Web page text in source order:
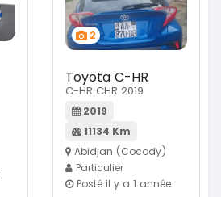
2
Toyota C-HR
C-HR CHR 2019
2019
11134 Km
Abidjan (Cocody)
Particulier
Posté il y a 1 année